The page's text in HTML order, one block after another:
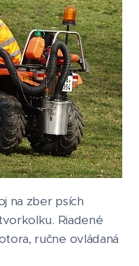
na zber psích
Riadené
ručne ovládaná